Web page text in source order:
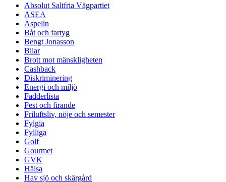
Absolut Saltfria Vägpartiet
ASEA
Aspelin
Båt och fartyg
Bengt Jonasson
Bilar
Brott mot mänskligheten
Cashback
Diskriminering
Energi och miljö
Fadderlista
Fest och firande
Friluftsliv, nöje och semester
Fylgia
Fylliga
Golf
Gourmet
GVK
Hälsa
Hav sjö och skärgård